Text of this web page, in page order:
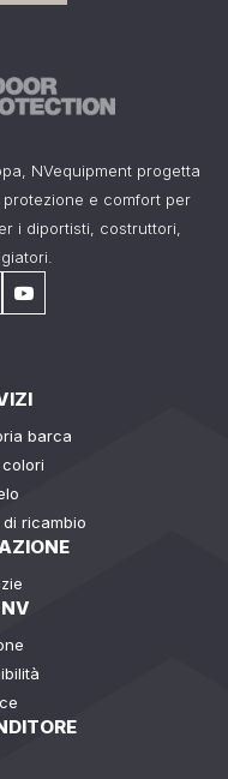
NVequipment progetta
e comfort per
i diportisti, costruttori,
barca
ricambio